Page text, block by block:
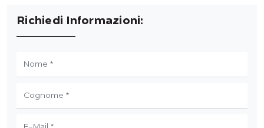
Richiedi Informazioni: